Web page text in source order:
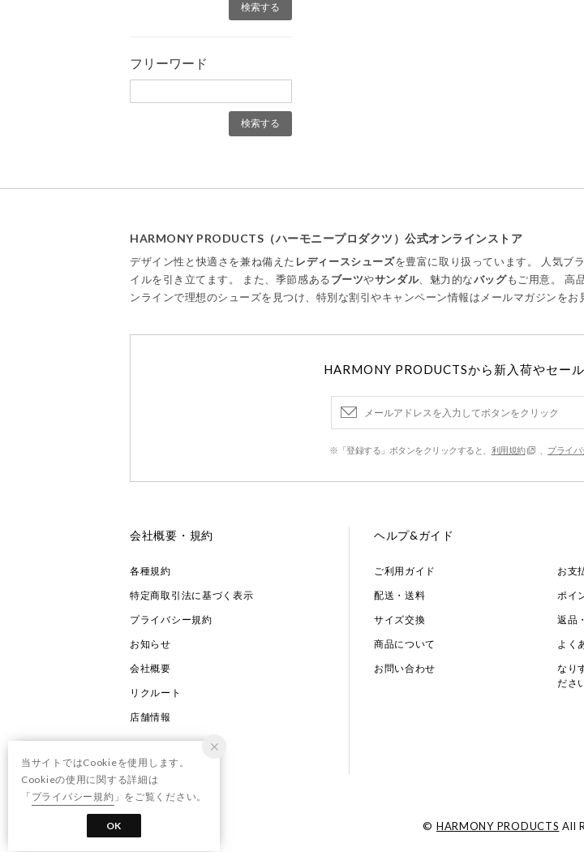
フリーワード
HARMONY PRODUCTS（ハーモニープロダクツ）公式オンラインストア
デザイン性と快適さを兼ね備えた レディースシューズを豊富に取り扱っています。 人気ブ
イルを引き立てます。 また、季節感あるブーツやサンダル、魅力的なバッグもご用意。 高
ンラインで理想のシューズを見つけ、特別な割引やキャンペーン情報はメールマガジンをお
HARMONY PRODUCTSから新入荷やセー
※「登録する」ボタンをクリックすると、 利用規約 プライ
会社概要・規約
各種規約
特定商取引法に基づく表示
プライバシー規約
お知らせ
会社概要
リクルート
店舗情報
ヘルプ&ガイド
ご利用ガイド
お支
配送・送料
ポイ
サイズ交換
返品
商品について
よく
お問い合わせ
なり
ださ
© HARMONY PRODUCTS All
当サイトではCookieを使用します。
Cookieの使用に関する詳細は
「 プライバシー規約 」をご覧ください。
OK